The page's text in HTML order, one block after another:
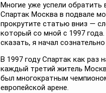
Многие уже успели
Спартак Москва в подвале
прокрутите статью вниз —
который со мной с 1997
сказать, я начал
В 1997 году Спартак как раз
каждый третий житель
был многократным
европейской арене.